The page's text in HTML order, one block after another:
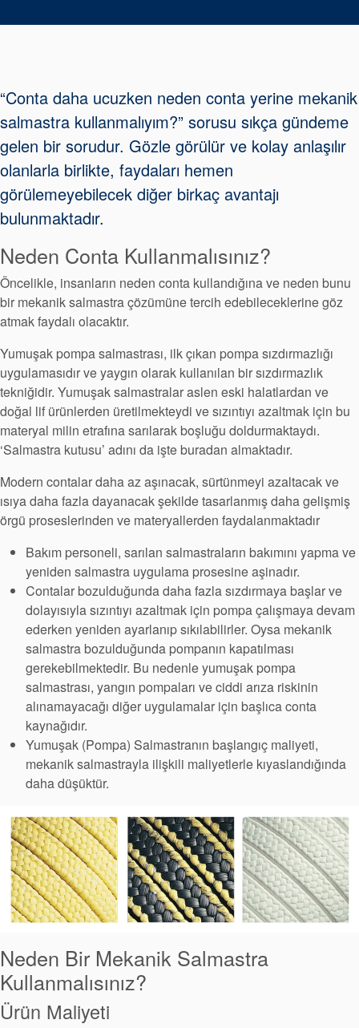
Sistemi
Sertifikalar ve Standartlar
Bize Ulaşın
“Conta daha ucuzken neden conta yerine mekanik
salmastra kullanmalıyım?” sorusu sıkça gündeme
gelen bir sorudur. Gözle görülür ve kolay anlaşılır
olanlarla birlikte, faydaları hemen
görülemeyebilecek diğer birkaç avantajı
bulunmaktadır.
Neden Conta Kullanmalısınız?
Öncelikle, insanların neden conta kullandığına ve neden bunu
bir mekanik salmastra çözümüne tercih edebileceklerine göz
atmak faydalı olacaktır.
Yumuşak pompa salmastrası, ilk çıkan pompa sızdırmazlığı
uygulamasıdır ve yaygın olarak kullanılan bir sızdırmazlık
tekniğidir. Yumuşak salmastralar aslen eski halatlardan ve
doğal lif ürünlerden üretilmekteydi ve sızıntıyı azaltmak için bu
materyal milin etrafına sarılarak boşluğu doldurmaktaydı.
‘Salmastra kutusu’ adını da işte buradan almaktadır.
Modern contalar daha az aşınacak, sürtünmeyi azaltacak ve
ısıya daha fazla dayanacak şekilde tasarlanmış daha gelişmiş
örgü proseslerinden ve materyallerden faydalanmaktadır
Bakım personeli, sarılan salmastraların bakımını yapma ve
yeniden salmastra uygulama prosesine aşinadır.
Contalar bozulduğunda daha fazla sızdırmaya başlar ve
dolayısıyla sızıntıyı azaltmak için pompa çalışmaya devam
ederken yeniden ayarlanıp sıkılabilirler. Oysa mekanik
salmastra bozulduğunda pompanın kapatılması
gerekebilmektedir. Bu nedenle yumuşak pompa
salmastrası, yangın pompaları ve ciddi arıza riskinin
alınamayacağı diğer uygulamalar için başlıca conta
kaynağıdır.
Yumuşak (Pompa) Salmastranın başlangıç maliyeti,
mekanik salmastrayla ilişkili maliyetlerle kıyaslandığında
daha düşüktür.
Neden Bir Mekanik Salmastra
Kullanmalısınız?
Ürün Maliyeti